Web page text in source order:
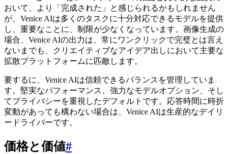
おいて、より「完成された」と感じられるかもしれません
が、Venice AIは多くのタスクに十分対応できるモデルを提供
し、重要なことに、制限が少なくなっています。画像生成の
場合、Venice AIの出力は、常にワンクリックで完璧とは言え
ないまでも、クリエイティブなアイデア出しにおいて主要な
拡散プラットフォームに匹敵します。
要するに、Venice AIは信頼できるバランスを管理していま
す。堅実なパフォーマンス、強力なモデルオプション、そし
てプライバシーを重視したデフォルトです。応答時間に時折
変動があっても構わない場合は、Venice AIは生産的なデイリ
ードライバーです。
価格と価値#